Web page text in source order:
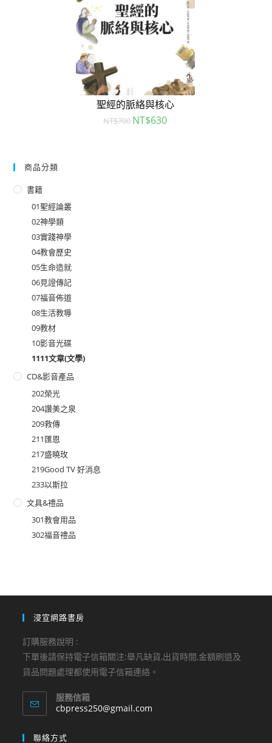
聖經的脈絡與核心
NT$700 NT$630
商品分類
書籍
01聖經論叢
02神學類
03實踐神學
04教會歷史
05生命造就
06見證傳記
07福音佈道
08生活教導
09教材
10影音光碟
1111文章(文學)
CD&影音產品
202榮光
204讚美之泉
209救傳
211匯恩
217盛曉玫
219Good TV 好消息
233以斯拉
文具&禮品
301教會用品
302福音禮品
浸宣網路書房
訂購服務說明 :
下單後請保持電子信箱關注:舉凡缺貨,出貨時間,金額刷退及
貨品問題處理都使用電子信箱連絡。
服務信箱
cbpress250@gmail.com
聯絡方式